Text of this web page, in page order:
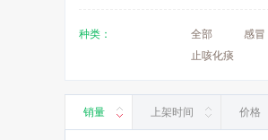
种类： 全部 感冒
止咳化痰
销量 上架时间 价格